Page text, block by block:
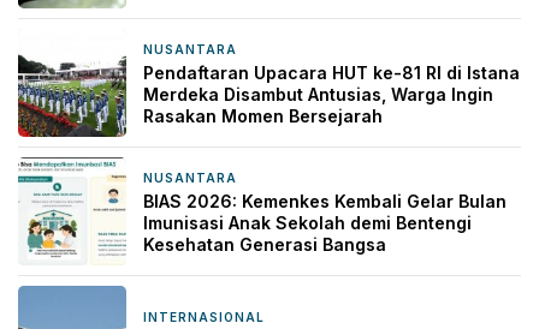
NUSANTARA
Pendaftaran Upacara HUT ke-81 RI di Istana
Merdeka Disambut Antusias, Warga Ingin
Rasakan Momen Bersejarah
NUSANTARA
BIAS 2026: Kemenkes Kembali Gelar Bulan
Imunisasi Anak Sekolah demi Bentengi
Kesehatan Generasi Bangsa
INTERNASIONAL